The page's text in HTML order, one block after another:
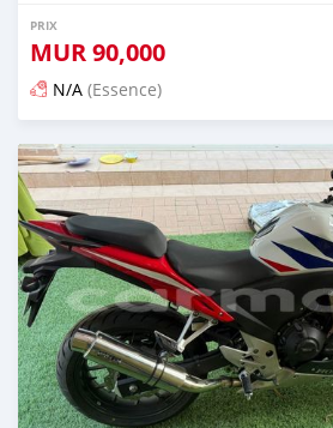
PRIX
MUR90,000
N/A (Essence)
Publié il y a 3 mois